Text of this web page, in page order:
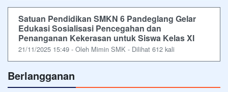
Satuan Pendidikan SMKN 6 Pandeglang Gelar
Edukasi Sosialisasi Pencegahan dan
Penanganan Kekerasan untuk Siswa Kelas XI
21/11/2025 15:49 - Oleh Mimin SMK - Dilihat 612 kali
Berlangganan